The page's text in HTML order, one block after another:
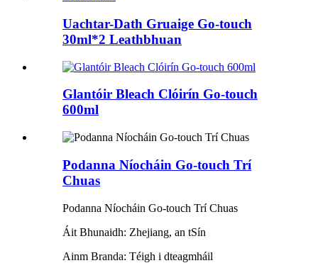
Uachtar-Dath Gruaige Go-touch
30ml*2 Leathbhuan
Glantóir Bleach Clóirín Go-touch
600ml
Podanna Níocháin Go-touch Trí
Chuas
Podanna Níocháin Go-touch Trí Chuas
Áit Bhunaidh: Zhejiang, an tSín
Ainm Branda: Téigh i dteagmháil